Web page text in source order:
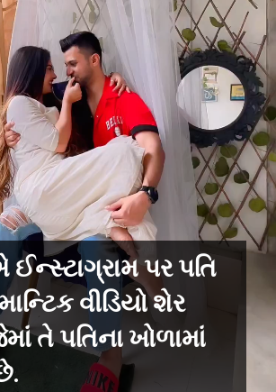
પર પતિ
વીડિયો શેર
તે પતિના ખોળામાં